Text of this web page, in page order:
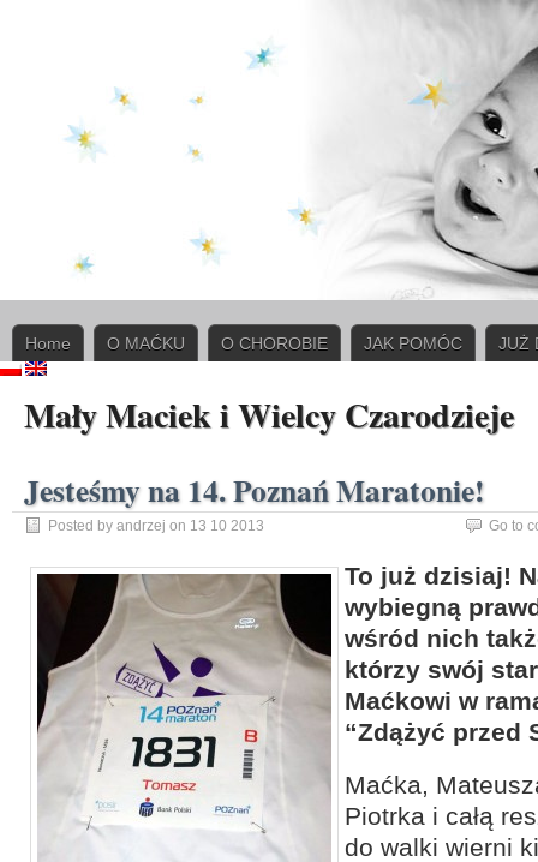
Home O MAĆKU O CHOROBIE JAK POMÓC JUŻ
Mały Maciek i Wielcy Czarodzieje
Jesteśmy na 14. Poznań Maratonie!
Posted by andrzej on 13 10 2013 Go to
To już dzisiaj!
wybiegną
wśród nich
którzy swój
Maćkowi w
“Zdążyć przed
Maćka,
Piotrka i całą
do walki wierni